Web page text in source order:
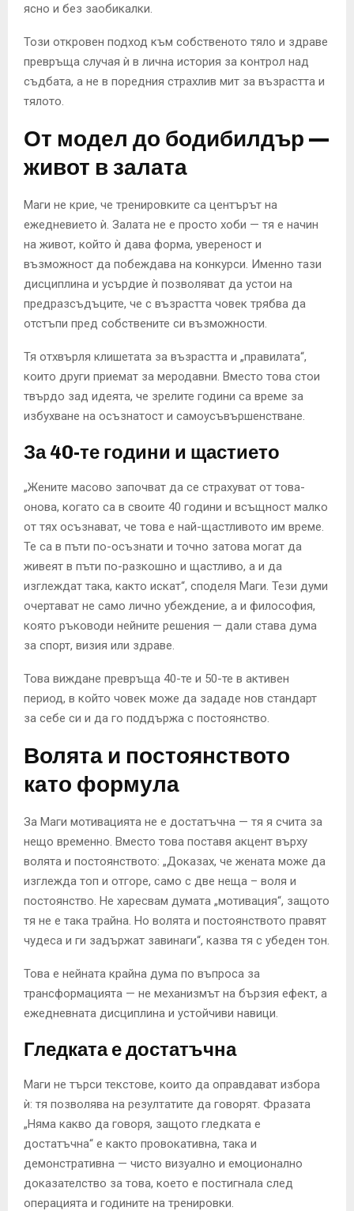
ясно и без заобикалки.
Този откровен подход към собственото тяло и здраве
превръща случая ѝ в лична история за контрол над
съдбата, а не в поредния страхлив мит за възрастта и
тялото.
От модел до бодибилдър —
живот в залата
Маги не крие, че тренировките са центърът на
ежедневието ѝ. Залата не е просто хоби — тя е начин
на живот, който ѝ дава форма, увереност и
възможност да побеждава на конкурси. Именно тази
дисциплина и усърдие ѝ позволяват да устои на
предразсъдъците, че с възрастта човек трябва да
отстъпи пред собствените си възможности.
Тя отхвърля клишетата за възрастта и „правилата“,
които други приемат за меродавни. Вместо това стои
твърдо зад идеята, че зрелите години са време за
избухване на осъзнатост и самоусъвършенстване.
За 40-те години и щастието
„Жените масово започват да се страхуват от това-
онова, когато са в своите 40 години и всъщност малко
от тях осъзнават, че това е най-щастливото им време.
Те са в пъти по-осъзнати и точно затова могат да
живеят в пъти по-разкошно и щастливо, а и да
изглеждат така, както искат“, споделя Маги. Тези думи
очертават не само лично убеждение, а и философия,
която ръководи нейните решения — дали става дума
за спорт, визия или здраве.
Това виждане превръща 40-те и 50-те в активен
период, в който човек може да зададе нов стандарт
за себе си и да го поддържа с постоянство.
Волята и постоянството
като формула
За Маги мотивацията не е достатъчна — тя я счита за
нещо временно. Вместо това поставя акцент върху
волята и постоянството: „Доказах, че жената може да
изглежда топ и отгоре, само с две неща – воля и
постоянство. Не харесвам думата „мотивация“, защото
тя не е така трайна. Но волята и постоянството правят
чудеса и ги задържат завинаги“, казва тя с убеден тон.
Това е нейната крайна дума по въпроса за
трансформацията — не механизмът на бързия ефект, а
ежедневната дисциплина и устойчиви навици.
Гледката е достатъчна
Маги не търси текстове, които да оправдават избора
ѝ: тя позволява на резултатите да говорят. Фразата
„Няма какво да говоря, защото гледката е
достатъчна“ е както провокативна, така и
демонстративна — чисто визуално и емоционално
доказателство за това, което е постигнала след
операцията и годините на тренировки.